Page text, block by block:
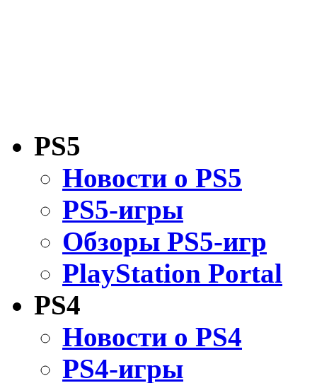
PS5
Новости о PS5
PS5-игры
Обзоры PS5-игр
PlayStation Portal
PS4
Новости о PS4
PS4-игры